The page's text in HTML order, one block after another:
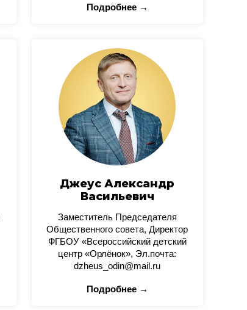
Подробнее →
Джеус Александр
Васильевич
Заместитель Председателя
Общественного совета, Директор
ФГБОУ «Всероссийский детский
центр «Орлёнок», Эл.почта:
dzheus_odin@mail.ru
Подробнее →